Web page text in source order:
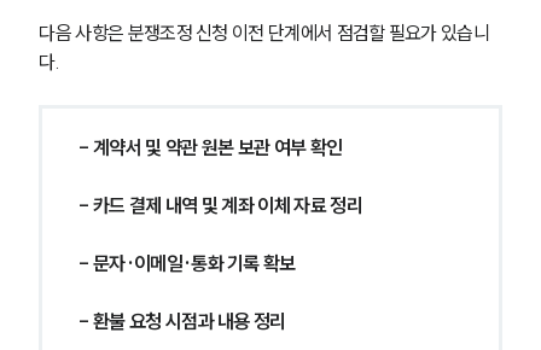
다음 사항은 분쟁조정 신청 이전 단계에서 점검할 필요가 있습니
다.
- 계약서 및 약관 원본 보관 여부 확인
- 카드 결제 내역 및 계좌 이체 자료 정리
- 문자·이메일·통화 기록 확보
- 환불 요청 시점과 내용 정리